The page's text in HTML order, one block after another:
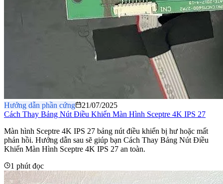
Hướng dẫn phần cứng
21/07/2025
Cách Thay Bảng Nút Điều Khiển Màn Hình Sceptre 4K IPS 27
Màn hình Sceptre 4K IPS 27 bảng nút điều khiển bị hư hoặc mất
phản hồi. Hướng dẫn sau sẽ giúp bạn Cách Thay Bảng Nút Điều
Khiển Màn Hình Sceptre 4K IPS 27 an toàn.
1 phút đọc